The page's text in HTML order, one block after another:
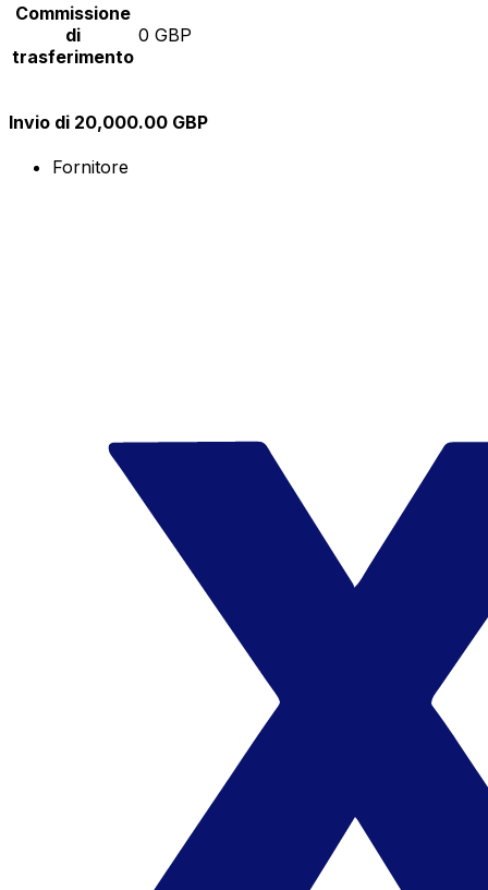
Commissione
di
trasferimento
0 GBP
Invio di 20,000.00 GBP
Fornitore